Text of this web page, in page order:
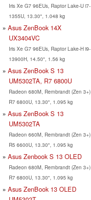
Iris Xe G7 96EUs, Raptor Lake-U i7-
1355U, 13.30", 1.048 kg
Asus ZenBook 14X
UX3404VC
Iris Xe G7 96EUs, Raptor Lake-H i9-
13900H, 14.50", 1.56 kg
Asus ZenBook S 13
UM5302TA, R7 6800U
Radeon 680M, Rembrandt (Zen 3+)
R7 6800U, 13.30", 1.095 kg
Asus ZenBook S 13
UM5302TA
Radeon 660M, Rembrandt (Zen 3+)
R5 6600U, 13.30", 1.095 kg
Asus Zenbook S 13 OLED
Radeon 680M, Rembrandt (Zen 3+)
R7 6800U, 13.30", 1.095 kg
Asus ZenBook 13 OLED